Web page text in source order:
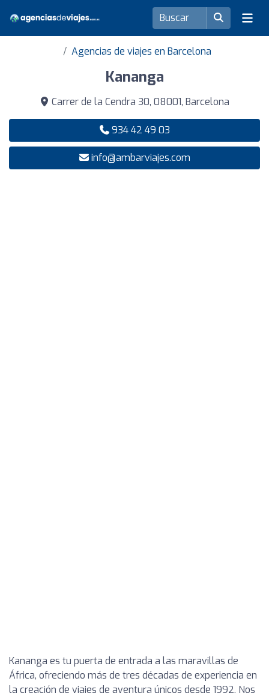
Agencias de viajes en Barcelona
Kananga
Carrer de la Cendra 30, 08001, Barcelona
934 42 49 03
info@ambarviajes.com
Kananga es tu puerta de entrada a las maravillas de
África, ofreciendo más de tres décadas de experiencia en
la creación de viajes de aventura únicos desde 1992. Nos